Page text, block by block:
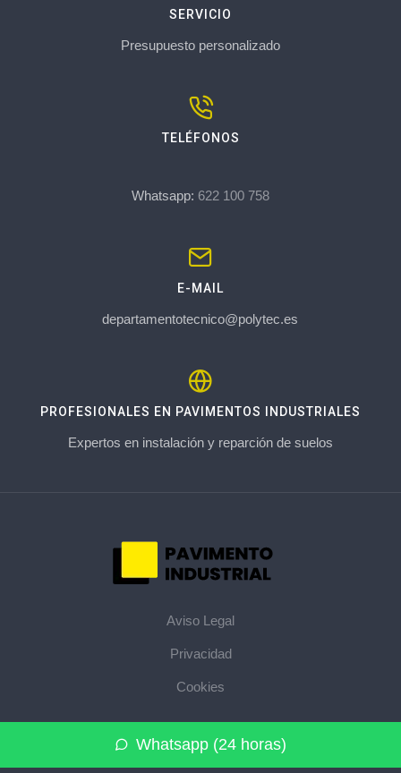
Whatsapp (24 horas)
SERVICIO
Presupuesto personalizado
TELÉFONOS
Whatsapp: 622 100 758
E-MAIL
departamentotecnico@polytec.es
PROFESIONALES EN PAVIMENTOS INDUSTRIALES
Expertos en instalación y reparción de suelos
Aviso Legal
Privacidad
Cookies
© 2026 pavimentoindustrial.pro · La web de pavimentos
industriales de su provincia · Mapa del sitio